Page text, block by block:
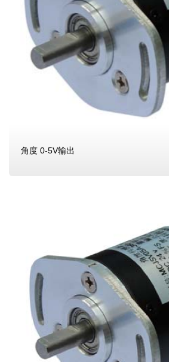
角度 0-5V输出